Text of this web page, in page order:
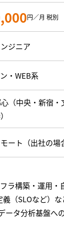
円／月 税別
ジニア
・WEB系
（中央・新宿
ート（出社の場
ラ構築・運用・
義（SLOなど）
ータ分析基盤へ